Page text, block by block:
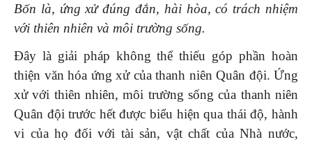
Bốn là, ứng xử đúng đắn, hài hòa, có trách nhiệm
với thiên nhiên và môi trường sống.
Đây là giải pháp không thể thiếu góp phần hoàn
thiện văn hóa ứng xử của thanh niên Quân đội. Ứng
xử với thiên nhiên, môi trường sống của thanh niên
Quân đội trước hết được biểu hiện qua thái độ, hành
vi của họ đối với tài sản, vật chất của Nhà nước,